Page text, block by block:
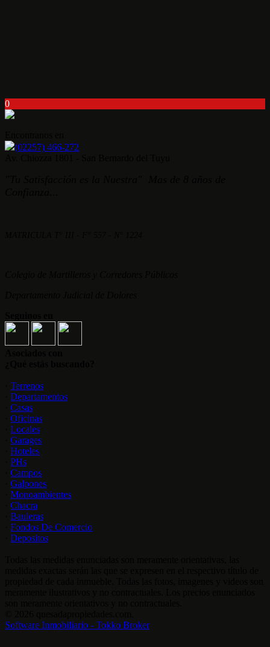
0
(02257) 466-272
Terrenos
Departamentos
Casas
Oficinas
Locales
Garages
Hoteles
PHs
Campos
Galpones
Monoambientes
Chacra
Bauleras
Fondos De Comercio
Depositos
Software Inmobiliario - Tokko Broker